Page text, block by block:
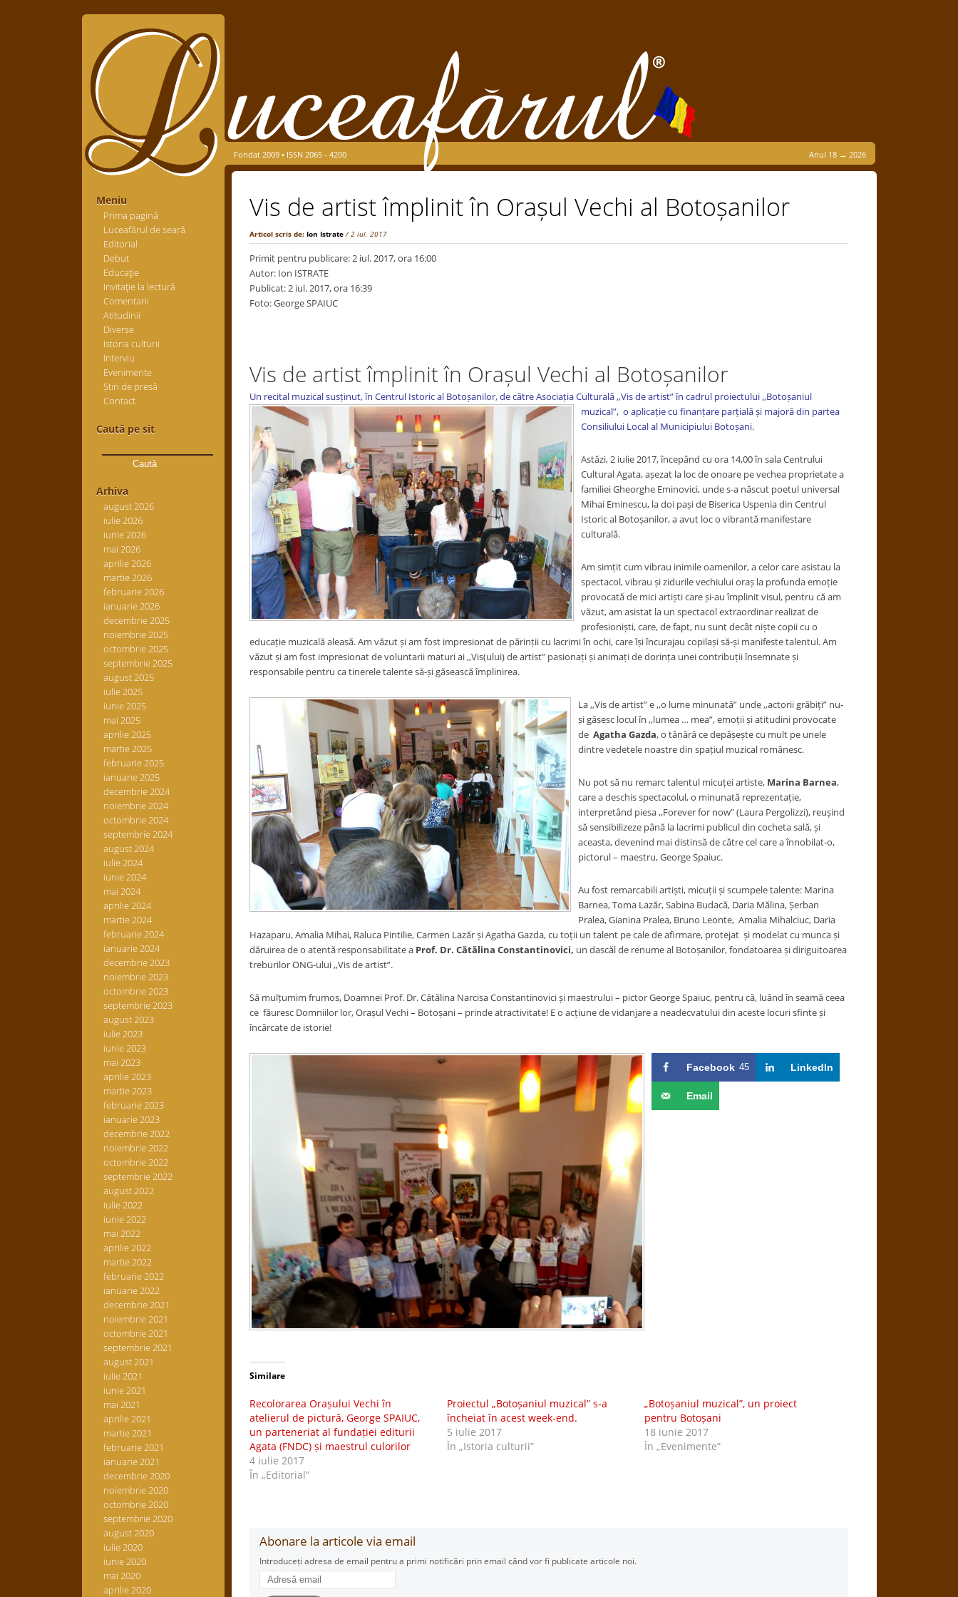
Meniu
Prima pagină
Luceafărul de seară
Editorial
Debut
Educaţie
Invitaţie la lectură
Comentarii
Atitudinii
Diverse
Istoria culturii
Interviu
Evenimente
Știri de presă
Contact
Caută pe sit
după:
Arhiva
august 2026
iulie 2026
iunie 2026
mai 2026
aprilie 2026
martie 2026
februarie 2026
ianuarie 2026
decembrie 2025
noiembrie 2025
octombrie 2025
septembrie 2025
august 2025
iulie 2025
iunie 2025
mai 2025
aprilie 2025
martie 2025
februarie 2025
ianuarie 2025
decembrie 2024
noiembrie 2024
octombrie 2024
septembrie 2024
august 2024
iulie 2024
iunie 2024
mai 2024
aprilie 2024
martie 2024
februarie 2024
ianuarie 2024
decembrie 2023
noiembrie 2023
octombrie 2023
septembrie 2023
august 2023
iulie 2023
iunie 2023
mai 2023
aprilie 2023
martie 2023
februarie 2023
ianuarie 2023
decembrie 2022
noiembrie 2022
octombrie 2022
septembrie 2022
august 2022
iulie 2022
iunie 2022
mai 2022
aprilie 2022
martie 2022
februarie 2022
ianuarie 2022
decembrie 2021
noiembrie 2021
octombrie 2021
septembrie 2021
august 2021
iulie 2021
iunie 2021
mai 2021
aprilie 2021
martie 2021
februarie 2021
ianuarie 2021
decembrie 2020
noiembrie 2020
octombrie 2020
septembrie 2020
august 2020
iulie 2020
iunie 2020
mai 2020
aprilie 2020
Fondat 2009 • ISSN 2065 - 4200 Anul 18 → 2026
Vis de artist împlinit în Orașul Vechi al Botoșanilor
Articol scris de: Ion Istrate / 2 iul. 2017
Primit pentru publicare: 2 iul. 2017, ora 16:00
Autor: Ion ISTRATE
Publicat: 2 iul. 2017, ora 16:39
Foto: George SPAIUC
Vis de artist împlinit în Orașul Vechi al Botoșanilor
Un recital muzical susținut, în Centrul Istoric al Botoșanilor, de către Asociația Culturală ,,Vis de artist” în cadrul proiectului,,Botoșaniul
muzical”, o aplicație cu finanțare parțială și majoră din partea
Consiliului Local al Municipiului Botoșani.
Astăzi, 2 iulie 2017, începând cu ora 14,00 în sala Centrului
Cultural Agata, așezat la loc de onoare pe vechea proprietate a
familiei Gheorghe Eminovici, unde s-a născut poetul universal
Mihai Eminescu, la doi pași de Biserica Uspenia din Centrul
Istoric al Botoșanilor, a avut loc o vibrantă manifestare
culturală.
Am simțit cum vibrau inimile oamenilor, a celor care asistau la
spectacol, vibrau și zidurile vechiului oraș la profunda emoție
provocată de mici artiști care și-au împlinit visul, pentru că am
văzut, am asistat la un spectacol extraordinar realizat de
profesioniști, care, de fapt, nu sunt decât niște copii cu o
educație muzicală aleasă. Am văzut și am fost impresionat de părinții cu lacrimi în ochi, care își încurajau copilași să-și manifeste talentul. Am
văzut și am fost impresionat de voluntarii maturi ai ,,Vis(ului) de artist” pasionați și animați de dorința unei contribuții însemnate și
responsabile pentru ca tinerele talente să-și găsească împlinirea.
La ,,Vis de artist” e ,,o lume minunată” unde ,,actorii grăbiți” nu-
și găsesc locul în ,,lumea … mea”, emoții și atitudini provocate
de Agatha Gazda, o tânără ce depășește cu mult pe unele
dintre vedetele noastre din spațiul muzical românesc.
Nu pot să nu remarc talentul micuței artiste, Marina Barnea,
care a deschis spectacolul, o minunată reprezentație,
interpretând piesa ,,Forever for now” (Laura Pergolizzi), reușind
să sensibilizeze până la lacrimi publicul din cocheta sală, și
aceasta, devenind mai distinsă de către cel care a înnobilat-o,
pictorul – maestru, George Spaiuc.
Au fost remarcabili artiști, micuții și scumpele talente: Marina
Barnea, Toma Lazăr, Sabina Budacă, Daria Mălina, Șerban
Pralea, Gianina Pralea, Bruno Leonte, Amalia Mihalciuc, Daria
Hazaparu, Amalia Mihai, Raluca Pintilie, Carmen Lazăr și Agatha Gazda, cu toții un talent pe cale de afirmare, protejat și modelat cu munca și
dăruirea de o atentă responsabilitate a Prof. Dr. Cătălina Constantinovici, un dascăl de renume al Botoșanilor, fondatoarea și diriguitoarea
treburilor ONG-ului ,,Vis de artist”.
Să mulțumim frumos, Doamnei Prof. Dr. Cătălina Narcisa Constantinovici și maestrului – pictor George Spaiuc, pentru că, luând în seamă ceea
ce făuresc Domniilor lor, Orașul Vechi – Botoșani – prinde atractivitate! E o acțiune de vidanjare a neadecvatului din aceste locuri sfinte și
încărcate de istorie!
Facebook 45 LinkedIn
Email
Similare
Recolorarea Orașului Vechi în
atelierul de pictură, George SPAIUC,
un parteneriat al fundației editurii
Agata (FNDC) și maestrul culorilor
4 iulie 2017
În „Editorial”
Proiectul „Botoșaniul muzical” s-a
încheiat în acest week-end.
5 iulie 2017
În „Istoria culturii”
„Botoșaniul muzical”, un proiect
pentru Botoșani
18 iunie 2017
În „Evenimente”
Abonare la articole via email
Introduceți adresa de email pentru a primi notificări prin email când vor fi publicate articole noi.
Adresă
email